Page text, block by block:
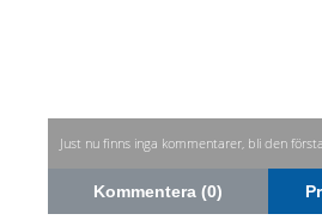
Just nu finns inga kommentarer, bli den
Kommentera (0)